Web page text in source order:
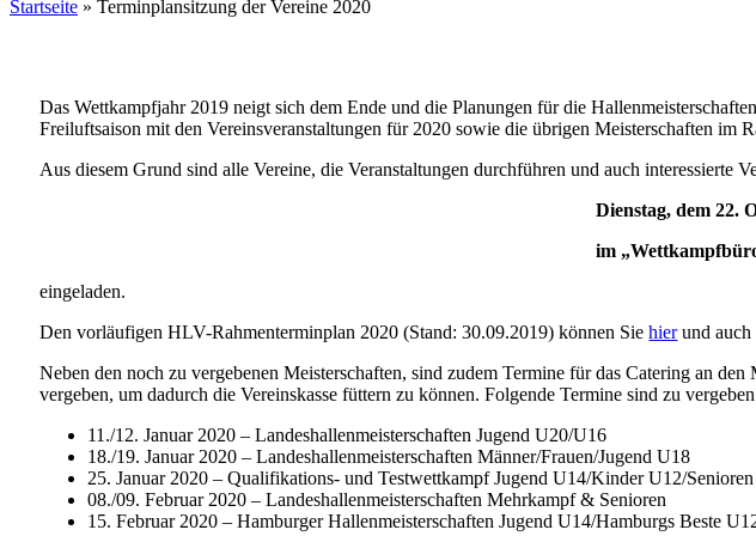
Startseite » Terminplansitzung der Vereine 2020
Das Wettkampfjahr 2019 neigt sich dem Ende und die Planungen für die
Freiluftsaison mit den Vereinsveranstaltungen für 2020 sowie die übrigen Meisterschaften im
Aus diesem Grund sind alle Vereine, die Veranstaltungen durchführen und auch interessierte
Dienstag, dem 22.
im
eingeladen.
Den vorläufigen HLV-Rahmenterminplan 2020 (Stand: 30.09.2019) können Siehierund
Neben den noch zu vergebenen Meisterschaften, sind zudem Termine für das Catering an
vergeben, um dadurch die Vereinskasse füttern zu können. Folgende Termine sind zu
11./12. Januar 2020 – Landeshallenmeisterschaften Jugend U20/U16
18./19. Januar 2020 – Landeshallenmeisterschaften Männer/Frauen/Jugend U18
25. Januar 2020 – Qualifikations- und Testwettkampf Jugend U14/Kinder U12/Senioren
08./09. Februar 2020 – Landeshallenmeisterschaften Mehrkampf & Senioren
15. Februar 2020 – Hamburger Hallenmeisterschaften Jugend U14/Hamburgs Beste